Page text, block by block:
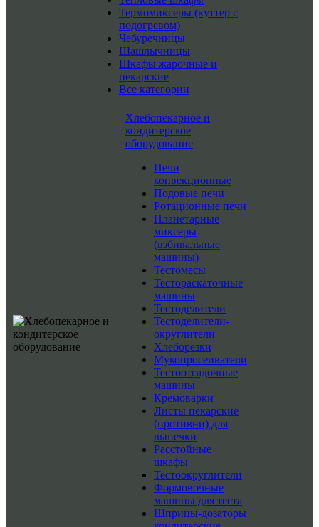
Термомиксеры (куттер с
подогревом)
Чебуречницы
Шашлычницы
Шкафы жарочные и
пекарские
Все категории
Хлебопекарное и
кондитерское
оборудование
Печи
конвекционные
Подовые печи
Ротационные печи
Планетарные
миксеры
(взбивальные
машины)
Тестомесы
Тестораскаточные
машины
Тестоделители
Тестоделители-
округлители
Хлеборезки
Мукопросеиватели
Тестоотсадочные
машины
Кремоварки
Листы пекарские
(противни) для
выпечки
Расстойные
шкафы
Тестоокруглители
Формовочные
машины для теста
Шприцы-дозаторы